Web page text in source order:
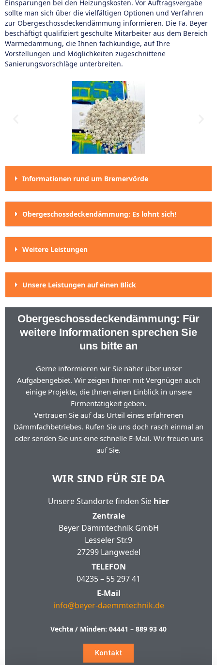
Einsparungen bei den Heizungskosten. Vor Auftragsvergabe
sollte man sich über die vielfältigen Optionen und Verfahren
zur Obergeschossdeckendämmung informieren. Die Fa. Beyer
beschäftigt qualifiziert geschulte Mitarbeiter aus dem Bereich
Wärmedämmung, die Ihnen fachkundige, auf Ihre
Vorstellungen und Möglichkeiten zugeschnittene
Sanierungsvorschläge unterbreiten.
Informationen rund um Bremervörde
Obergeschossdeckendämmung: Es lohnt sich!
Weitere Leistungen
Unsere Leistungen auf einen Blick
Obergeschossdeckendämmung: Für
weitere Informationen sprechen Sie
uns bitte an
Gerne informieren wir Sie näher über unser
Aufgabengebiet. Wir zeigen Ihnen mit Vergnügen auch
einige Projekte, die Ihnen einen Einblick in unsere
Firmentätigkeit geben.
Vertrauen Sie auf das Urteil eines erfahrenen
Dämmfachbetriebes. Rufen Sie uns doch rasch einmal an
oder senden Sie uns eine schnelle E-Mail. Wir freuen uns
auf Sie.
WIR SIND FÜR SIE DA
Unsere Standorte finden Sie hier
Zentrale
Beyer Dämmtechnik GmbH
Lesseler Str.9
27299 Langwedel
TELEFON
04235 – 55 297 41
E-Mail
info@beyer-daemmtechnik.de
Vechta / Minden: 04441 – 889 93 40
Kontakt